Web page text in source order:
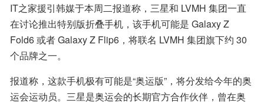
IT之家援引韩媒于本周二报道称，三星和 LVMH 集团一直
在讨论推出特别版折叠手机，该手机可能是 Galaxy Z
Fold6 或者 Galaxy Z Flip6，将联名 LVMH 集团旗下约 30
个品牌之一。
报道称，这款手机极有可能是“奥运版”，将分发给今年的奥
运会运动员。三星是奥运会的长期官方合作伙伴，曾在奥